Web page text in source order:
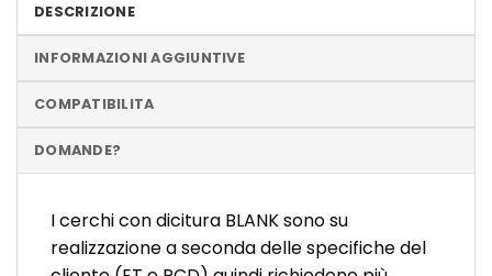
DESCRIZIONE
INFORMAZIONI AGGIUNTIVE
COMPATIBILITA
DOMANDE?
I cerchi con dicitura BLANK sono su
realizzazione a seconda delle specifiche del